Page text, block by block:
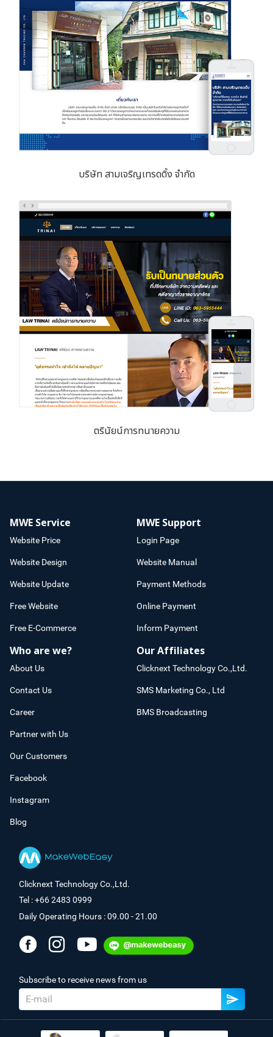
บริษัท สามเจริญเทรดดิ้ง จำกัด
ตรินัยน์การทนายความ
MWE Service
Website Price
Website Design
Website Update
Free Website
Free E-Commerce
MWE Support
Login Page
Website Manual
Payment Methods
Online Payment
Inform Payment
Who are we?
About Us
Contact Us
Career
Partner with Us
Our Customers
Facebook
Instagram
Blog
Our Affiliates
Clicknext Technology Co.,Ltd.
SMS Marketing Co., Ltd
BMS Broadcasting
Clicknext Technology Co.,Ltd.
Tel : +66 2483 0999
Daily Operating Hours : 09.00 - 21.00
Subscribe to receive news from us